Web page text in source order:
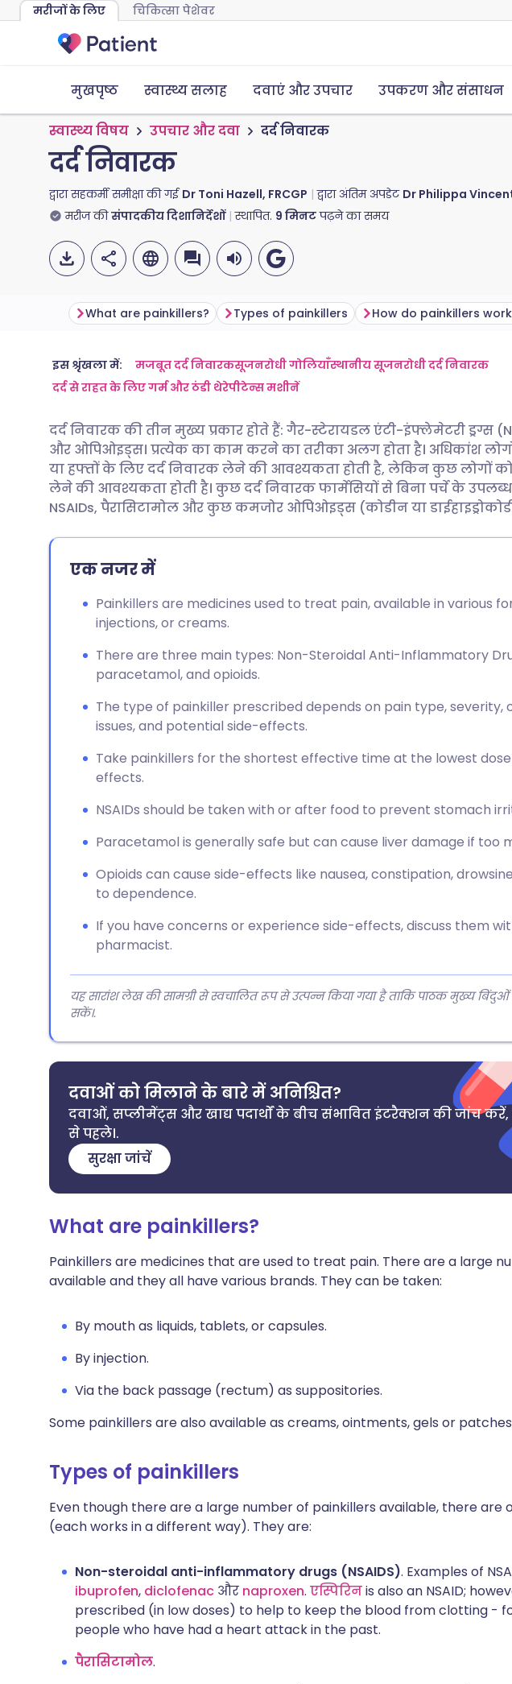
मरीजों के लिए चिकित्सा पेशेवर
मुखपृष्ठ स्वास्थ्य सलाह दवाएं और उपचार उपकरण और संसाधन
स्वास्थ्य विषय उपचार और दवा दर्द निवारक
दर्द निवारक
द्वारा सहकर्मी समीक्षा की गईDr Toni Hazell, FRCGP द्वारा अंतिम अपडेट Dr Philippa
मरीज की संपादकीय दिशानिर्देशों स्थापित. 9 मिनटपढ़ने का समय
ईमेल के माध्यम से साझा करें
लिंक्डइन के माध्यम से साझा
करें
WhatsApp के माध्यम से साझा
🇬🇧 English 🇩🇪 Deutsch
🇮🇹 Italiano 🇵🇹 Português
🇮🇳 हिन्दी 🇮🇱 עברית
What are painkillers? Types of painkillers How do painkillers
इस श्रृंखला में: मजबूत दर्द निवारकसूजनरोधी गोलियाँस्थानीय सूजनरोधी दर्द निवारक
दर्द से राहत के लिए गर्म और ठंडी थेरेपीटेन्स मशीनें
दर्द निवारक की तीन मुख्य प्रकार होते हैं: गैर-स्टेरायडल एंटी-इंफ्लेमेटरी ड्रग्स
और ओपिओइड्स। प्रत्येक का काम करने का तरीका अलग होता है। अधिकांश
या हफ्तों के लिए दर्द निवारक लेने की आवश्यकता होती है, लेकिन कुछ लोगों
लेने की आवश्यकता होती है। कुछ दर्द निवारक फार्मेसियों से बिना पर्चे के
NSAIDs, पैरासिटामोल और कुछ कमजोर ओपिओइड्स (कोडीन या
एक नजर में
Painkillers are medicines used to treat pain, available in various
injections, or creams.
There are three main types: Non-Steroidal Anti-Inflammatory
paracetamol, and opioids.
The type of painkiller prescribed depends on pain type, severity,
issues, and potential side-effects.
Take painkillers for the shortest effective time at the lowest
effects.
NSAIDs should be taken with or after food to prevent stomach
Paracetamol is generally safe but can cause liver damage if too
Opioids can cause side-effects like nausea, constipation,
to dependence.
If you have concerns or experience side-effects, discuss them
pharmacist.
यह सारांश लेख की सामग्री से स्वचालित रूप से उत्पन्न किया गया है ताकि पाठक मुख्य
सकें।.
दवाओं को मिलाने के बारे में अनिश्चित?
दवाओं, सप्लीमेंट्स और खाद्य पदार्थों के बीच संभावित इंटरैक्शन की जांच
से पहले।.
सुरक्षा जांचें
What are painkillers?
Painkillers are medicines that are used to treat pain. There are a large
available and they all have various brands. They can be taken:
By mouth as liquids, tablets, or capsules.
By injection.
Via the back passage (rectum) as suppositories.
Some painkillers are also available as creams, ointments, gels or
Types of painkillers
Even though there are a large number of painkillers available, there are
(each works in a different way). They are:
Non-steroidal anti-inflammatory drugs (NSAIDS). Examples of
ibuprofen, diclofenac और naproxen. एस्पिरिनis also an NSAID;
prescribed (in low doses) to help to keep the blood from clotting -
people who have had a heart attack in the past.
पैरासिटामोल.